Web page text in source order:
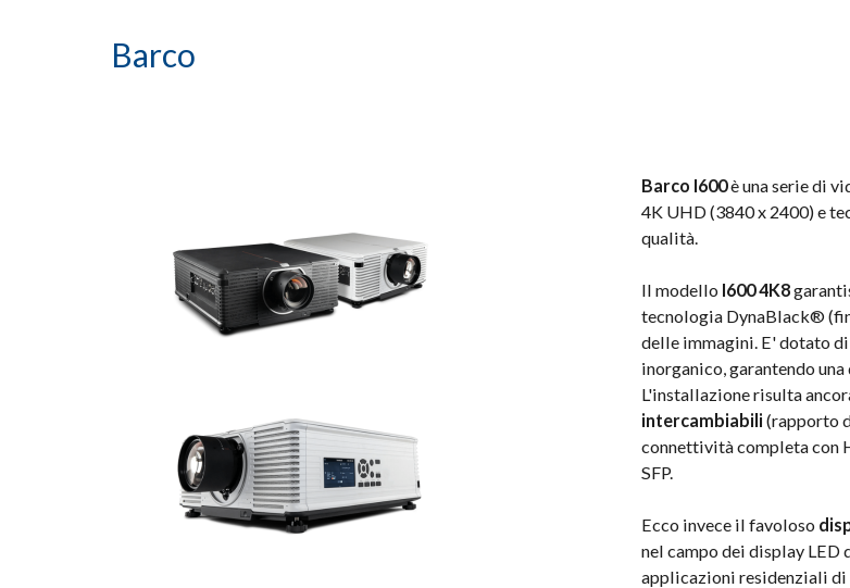
Barco
Barco I600è una serie di
4K UHD (3840 x 2400) e
qualità.
Il modello I600 4K8
tecnologia DynaBlack®
delle immagini. E' dotato
inorganico, garantendo
L'installazione risulta
intercambiabili (rapporto
connettività completa con
SFP.
Ecco invece il favoloso
nel campo dei display
applicazioni residenziali